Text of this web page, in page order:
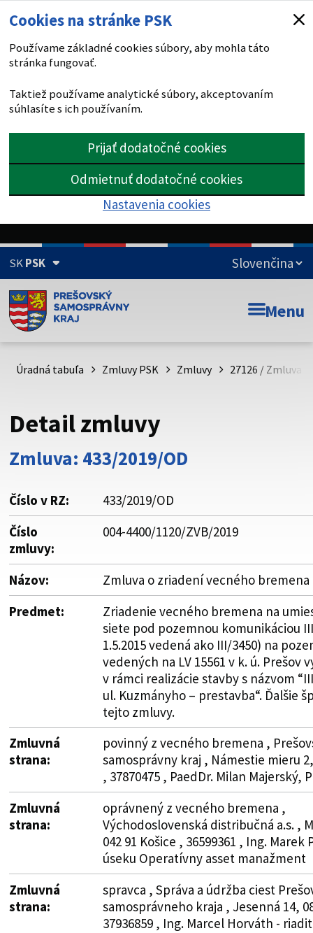
Cookies na stránke PSK
Používame základné cookies súbory, aby mohla táto
stránka fungovať.
Taktiež používame analytické súbory, akceptovaním
súhlasíte s ich používaním.
Prijať dodatočné cookies
Odmietnuť dodatočné cookies
Nastavenia cookies
SKPSK
Doména psk.sk je oficiálna
Toto je oficiálna webová stránka Prešovského
psk.sk.
Buďte pozorní a vždy sa uistite, že zdieľate informácie iba
cez zabezpečenú webovú stránku. Zabezpečená stránka
vždy začína https:// pred názvom domény webového sídla.
Menu
Úradná tabuľa Zmluvy PSK Zmluvy 27126 / Zmluva
Detail zmluvy
Zmluva: 433/2019/OD
Číslo v RZ:
433/2019/OD
Číslo
zmluvy:
004-4400/1120/ZVB/2019
Názov:
Zmluva o zriadení vecného bremena
Predmet:
Zriadenie vecného bremena na
siete pod pozemnou komunikáciou
1.5.2015 vedená ako III/3450) na
vedených na LV 15561 v k. ú. Prešov
v rámci realizácie stavby s názvom
ul. Kuzmányho – prestavba“. Ďalšie
tejto zmluvy.
Zmluvná
strana:
povinný z vecného bremena ,
samosprávny kraj , Námestie mieru
, 37870475 , PaedDr. Milan Majerský,
Zmluvná
strana:
oprávnený z vecného bremena ,
Východoslovenská distribučná a.s. ,
042 91 Košice , 36599361 , Ing. Marek
úseku Operatívny asset manažment
Zmluvná
strana:
spravca , Správa a údržba ciest
samosprávneho kraja , Jesenná 14,
37936859 , Ing. Marcel Horváth -